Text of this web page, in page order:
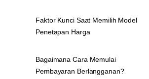
Faktor Kunci Saat Memilih Model
Penetapan Harga
Bagaimana Cara Memulai
Pembayaran Berlangganan?